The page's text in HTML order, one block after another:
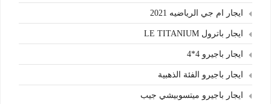
ايجار ام جي الرياضيه 2021
ايجار باترول LE TITANIUM
ايجار باجيرو 4*4
ايجار باجيرو الفئة الذهبية
ايجار باجيرو ميتسوبيشي جيب